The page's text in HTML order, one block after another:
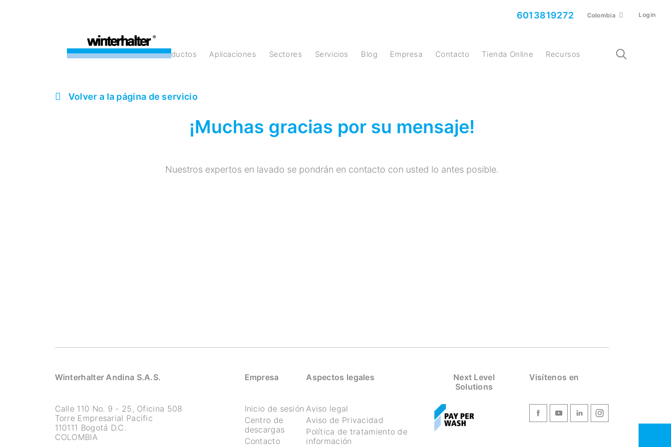
6013819272 Colombia Login
Productos Aplicaciones Sectores Servicios Blog Empresa Contacto Tienda Online Recursos
Volver a la página de servicio
¡Muchas gracias por su mensaje!
Nuestros expertos en lavado se pondrán en contacto con usted lo antes posible.
Winterhalter Andina S.A.S.
Calle 110 No. 9 - 25, Oficina 508
Torre Empresarial Pacific
110111 Bogotá D.C.
COLOMBIA
Empresa
Inicio de sesión
Centro de
descargas
Contacto
Aspectos legales
Aviso legal
Aviso de Privacidad
Política de tratamiento de
información
Next Level
Solutions
Visítenos en